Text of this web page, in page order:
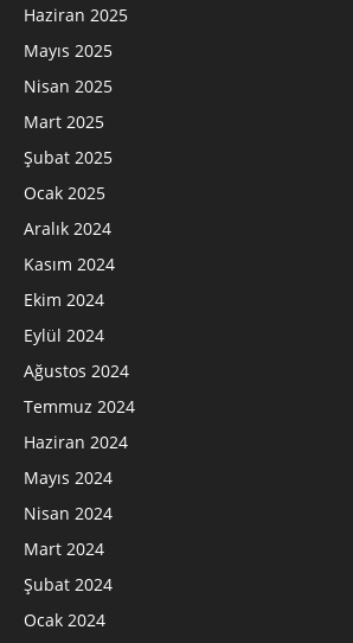
Haziran 2025
Mayıs 2025
Nisan 2025
Mart 2025
Şubat 2025
Ocak 2025
Aralık 2024
Kasım 2024
Ekim 2024
Eylül 2024
Ağustos 2024
Temmuz 2024
Haziran 2024
Mayıs 2024
Nisan 2024
Mart 2024
Şubat 2024
Ocak 2024